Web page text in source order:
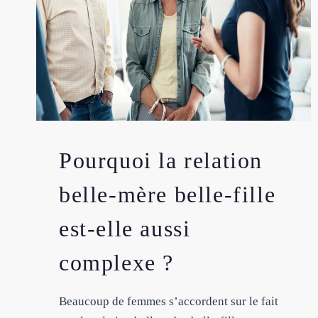
Pourquoi la relation
belle-mère belle-fille
est-elle aussi
complexe ?
Beaucoup de femmes s’accordent sur le fait